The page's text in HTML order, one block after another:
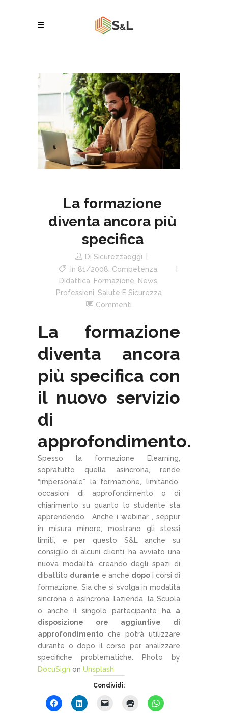
La formazione
diventa ancora più
specifica
Di Sicurezzaoggi
In 81/2008 Competenza
Didattica
Formazione News
Professioni Salute E Sicurezza
Commenti
La formazione
diventa ancora
più specifica con
il nuovo servizio
di
approfondimento.
Spesso la formazione Elearning,
sopratutto quella asincrona, rende
“impersonale” la formazione, limitando
occasioni di approfondimento o di
chiarimento su quanto lo studente sta
apprendendo. Anche i webinar , seppur
in misura minore, mostrano gli stessi
limiti, e per questo S&L anche su
consiglio di alcuni clienti, ha avviato una
nuova modalità, creando degli spazi di
dibattito durante e anche dopo i corsi di
formazione. Sia che si svolga in modalità
sincrona o asincrona, l’azienda, la Scuola
o anche il singolo partecipante
ha a
disposizione ore aggiuntive di
approfondimento che potrà utilizzare
durante o dopo il corso per analizzare
specifiche problematiche. Photo by
DocuSign on Unsplash
Condividi: